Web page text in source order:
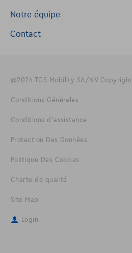
Notre équipe
Contact
@2024 TCS Mobility SA/NV Copyright
Conditions Générales
Conditions d'assistance
Protection Des Données
Politique Des Cookies
Charte de qualité
Site Map
Login